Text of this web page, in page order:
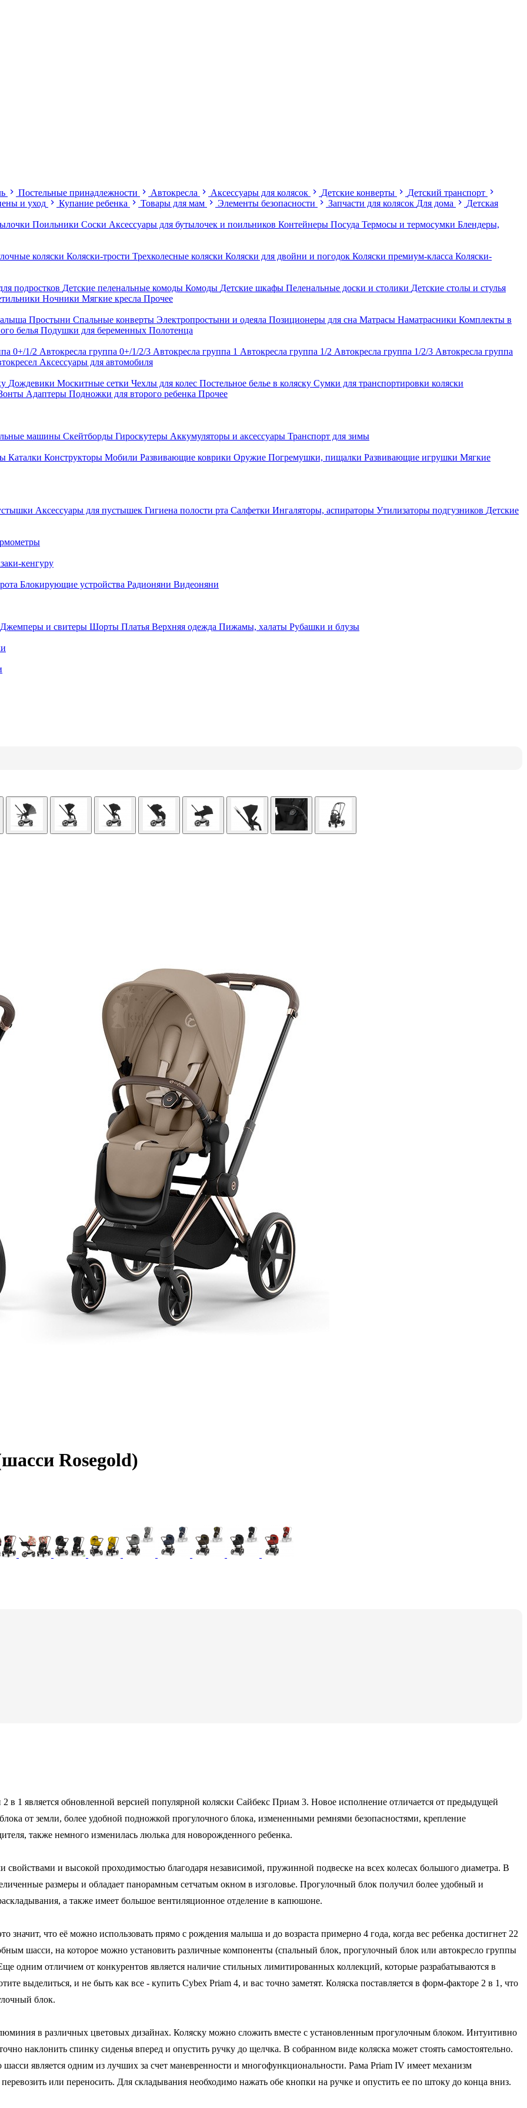
Постельные принадлежности Автокресла Аксессуары для колясок Детские конверты
Детский транспорт
и уход
Купание ребенка Товары для мам Элементы безопасности Запчасти для колясок Для дома Детская
Поильники Соски Аксессуары для бутылочек и поильников Контейнеры Посуда Термосы и термосумки Блендеры,
коляски Коляски-трости Трехколесные коляски Коляски для двойни и погодок Коляски премиум-класса Коляски-
подростков Детские пеленальные комоды Комоды Детские шкафы Пеленальные доски и столики Детские столы и стулья
Ночники Мягкие кресла Прочее
Простыни Спальные конверты Электропростыни и одеяла Позиционеры для сна Матрасы Наматрасники Комплекты в
белья Подушки для беременных Полотенца
0+/1/2 Автокресла группа 0+/1/2/3 Автокресла группа 1 Автокресла группа 1/2 Автокресла группа 1/2/3 Автокресла группа
Аксессуары для автомобиля
Дождевики Москитные сетки Чехлы для колес Постельное белье в коляску Сумки для транспортировки коляски
Адаптеры Подножки для второго ребенка Прочее
машины Скейтборды Гироскутеры Аккумуляторы и аксессуары Транспорт для зимы
Каталки Конструкторы Мобили Развивающие коврики Оружие Погремушки, пищалки Развивающие игрушки Мягкие
Аксессуары для пустышек Гигиена полости рта Салфетки Ингаляторы, аспираторы Утилизаторы подгузников Детские
кенгуру
Блокирующие устройства Радионяни Видеоняни
Джемперы и свитеры Шорты Платья Верхняя одежда Пижамы, халаты Рубашки и блузы
Rosegold)
в 1 является обновленной версией популярной коляски Сайбекс Приам 3. Новое исполнение отличается от предыдущей
от земли, более удобной подножкой прогулочного блока, измененными ремнями безопасностями, крепление
также немного изменилась люлька для новорожденного ребенка.
и высокой проходимостью благодаря независимой, пружинной подвеске на всех колесах большого диаметра. В
размеры и обладает панорамным сетчатым окном в изголовье. Прогулочный блок получил более удобный и
а также имеет большое вентиляционное отделение в капюшоне.
значит, что её можно использовать прямо с рождения малыша и до возраста примерно 4 года, когда вес ребенка достигнет 22
шасси, на которое можно установить различные компоненты (спальный блок, прогулочный блок или автокресло группы
одним отличием от конкурентов является наличие стильных лимитированных коллекций, которые разрабатываются в
выделиться, и не быть как все - купить Cybex Priam 4, и вас точно заметят. Коляска поставляется в форм-факторе 2 в 1, что
блок.
в различных цветовых дизайнах. Коляску можно сложить вместе с установленным прогулочным блоком. Интуитивно
наклонить спинку сиденья вперед и опустить ручку до щелчка. В собранном виде коляска может стоять самостоятельно.
шасси является одним из лучших за счет маневренности и многофункциональности. Рама Priam IV имеет механизм
или переносить. Для складывания необходимо нажать обе кнопки на ручке и опустить ее по штоку до конца вниз.